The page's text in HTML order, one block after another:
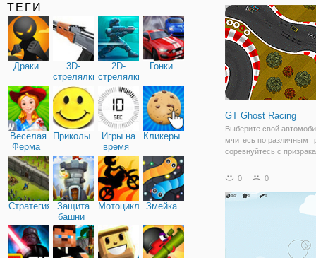
ТЕГИ
Драки
3D-
стрелялки
2D-
стрелялки
Гонки
Веселая
Ферма
Приколы
Игры на
время
Кликеры
Стратегия
Защита
башни
МотоциклыЗмейка
GT Ghost Racing
Выберите свой
мчитесь по различным
соревнуйтесь с
что вы лучший из
времена года, ночные
0 0